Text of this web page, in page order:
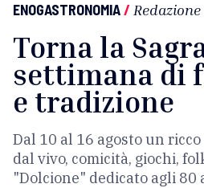
ENOGASTRONOMIA/ Redazione
Torna la
settimana di
e tradizione
Dal 10 al 16 agosto un
dal vivo, comicità, giochi,
"Dolcione" dedicato agli